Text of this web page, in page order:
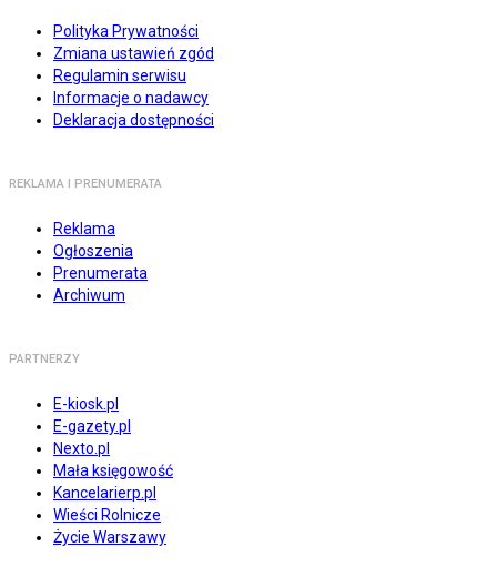
Polityka Prywatności
Zmiana ustawień zgód
Regulamin serwisu
Informacje o nadawcy
Deklaracja dostępności
REKLAMA I PRENUMERATA
Reklama
Ogłoszenia
Prenumerata
Archiwum
PARTNERZY
E-kiosk.pl
E-gazety.pl
Nexto.pl
Mała księgowość
Kancelarierp.pl
Wieści Rolnicze
Życie Warszawy